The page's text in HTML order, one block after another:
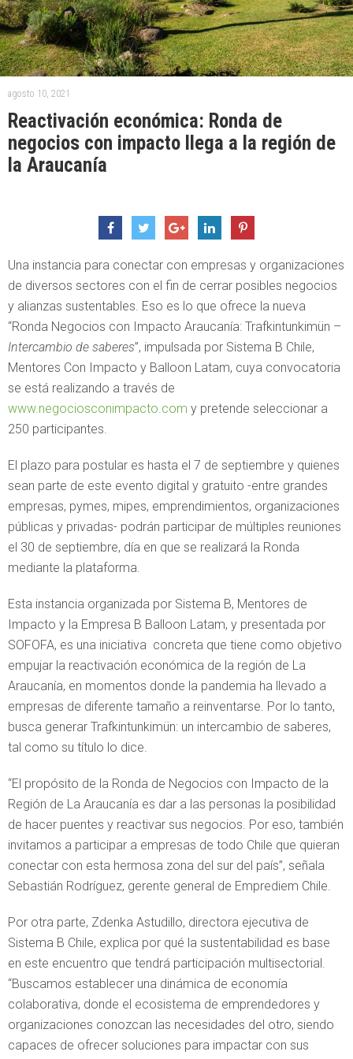
agosto 10, 2021
Reactivación económica: Ronda de
negocios con impacto llega a la región de
la Araucanía
Una instancia para conectar con empresas y organizaciones
de diversos sectores con el fin de cerrar posibles negocios
y alianzas sustentables. Eso es lo que ofrece la nueva
“Ronda Negocios con Impacto Araucanía: Trafkintunkimün –
Intercambio de saberes”, impulsada por Sistema B Chile,
Mentores Con Impacto y Balloon Latam, cuya convocatoria
se está realizando a través de
www.negociosconimpacto.com y pretende seleccionar a
250 participantes.
El plazo para postular es hasta el 7 de septiembre y quienes
sean parte de este evento digital y gratuito -entre grandes
empresas, pymes, mipes, emprendimientos, organizaciones
públicas y privadas- podrán participar de múltiples reuniones
el 30 de septiembre, día en que se realizará la Ronda
mediante la plataforma.
Esta instancia organizada por Sistema B, Mentores de
Impacto y la Empresa B Balloon Latam, y presentada por
SOFOFA, es una iniciativa concreta que tiene como objetivo
empujar la reactivación económica de la región de La
Araucanía, en momentos donde la pandemia ha llevado a
empresas de diferente tamaño a reinventarse. Por lo tanto,
busca generar Trafkintunkimün: un intercambio de saberes,
tal como su título lo dice.
“El propósito de la Ronda de Negocios con Impacto de la
Región de La Araucanía es dar a las personas la posibilidad
de hacer puentes y reactivar sus negocios. Por eso, también
invitamos a participar a empresas de todo Chile que quieran
conectar con esta hermosa zona del sur del país”, señala
Sebastián Rodríguez, gerente general de Emprediem Chile.
Por otra parte, Zdenka Astudillo, directora ejecutiva de
Sistema B Chile, explica por qué la sustentabilidad es base
en este encuentro que tendrá participación multisectorial.
“Buscamos establecer una dinámica de economía
colaborativa, donde el ecosistema de emprendedores y
organizaciones conozcan las necesidades del otro, siendo
capaces de ofrecer soluciones para impactar con sus